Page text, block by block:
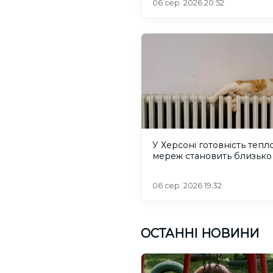
06 сер. 2026 20:52
У Херсоні готовність
мереж становить близько
06 сер. 2026 19:32
ОСТАННІ НОВИНИ